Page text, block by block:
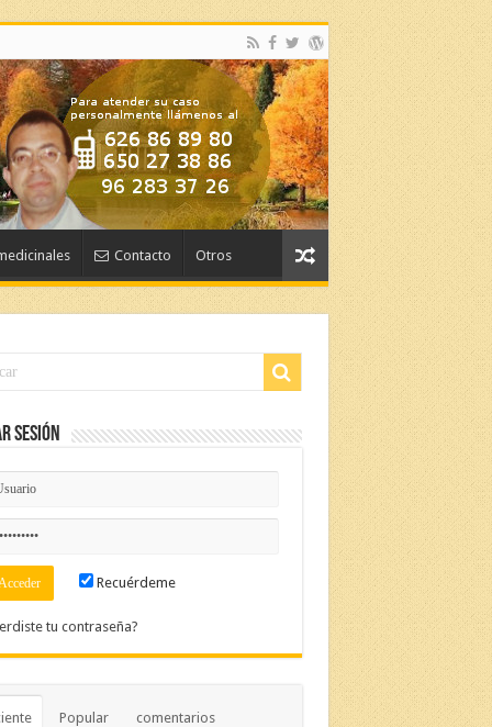
Contacto Otros
Sesión
Recuérdeme
tu contraseña?
Popular comentarios